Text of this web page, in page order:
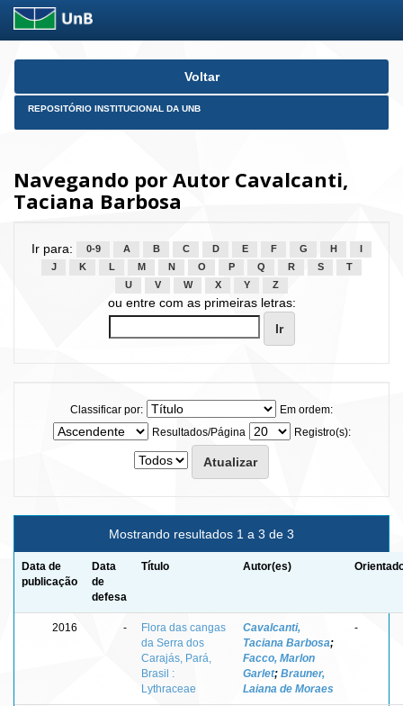
Skip
Voltar
REPOSITÓRIO INSTITUCIONAL DA UNB
Navegando por Autor Cavalcanti,
Taciana Barbosa
Ir para: 0-9 A B C D E F G H
J
K L M N O P Q R S
T
U
V W X Y Z
ou entre com as primeiras letras:
Classificar por:
Em ordem:
Resultados/Página
Registro(s):
Mostrando resultados 1 a 3 de 3
Data de
publicação
Data
de
defesa
Título Autor(es)
2016 -
Flora das cangas
da Serra dos
Carajás, Pará,
Brasil :
Lythraceae
Cavalcanti,
Taciana Barbosa;
Facco, Marlon
Garlet; Brauner,
Laiana de Moraes
-